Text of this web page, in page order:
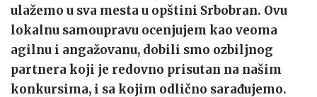
ulažemo u sva mesta u opštini Srbobran. Ovu
lokalnu samoupravu ocenjujem kao veoma
agilnu i angažovanu, dobili smo ozbiljnog
partnera koji je redovno prisutan na našim
konkursima, i sa kojim odlično sarađujemo.